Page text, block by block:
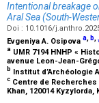
Intentional breakage
Aral Sea (South-
Doi : 10.1016/
Evgeniya A. Osipova a, b,
a UMR 7194 HNHP «
avenue Leon-Jean-
b Institut d’Archéologie
c Centre de Recherches
Khan, 120014 Kyzylorda,